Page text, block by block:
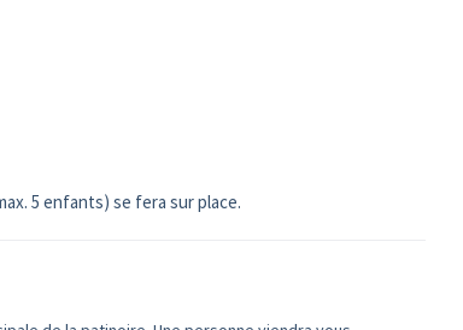
5 enfants) se fera sur place.